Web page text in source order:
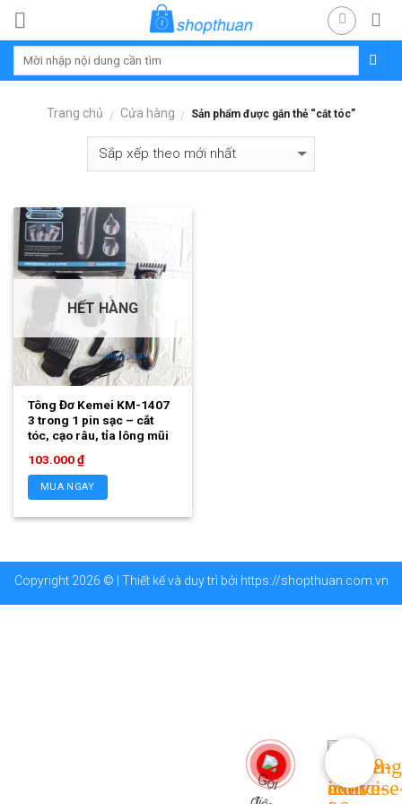
Skip
content
Trang chủ / Cửa hàng / Sản phẩm được gắn thẻ “cắt tóc”
HẾT HÀNG
Tông Đơ Kemei KM-1407
3 trong 1 pin sạc – cắt
tóc, cạo râu, tỉa lông mũi
103.000₫
MUA NGAY
Copyright 2026 © | Thiết kế và duy trì bởi https://shopthuan.com.vn